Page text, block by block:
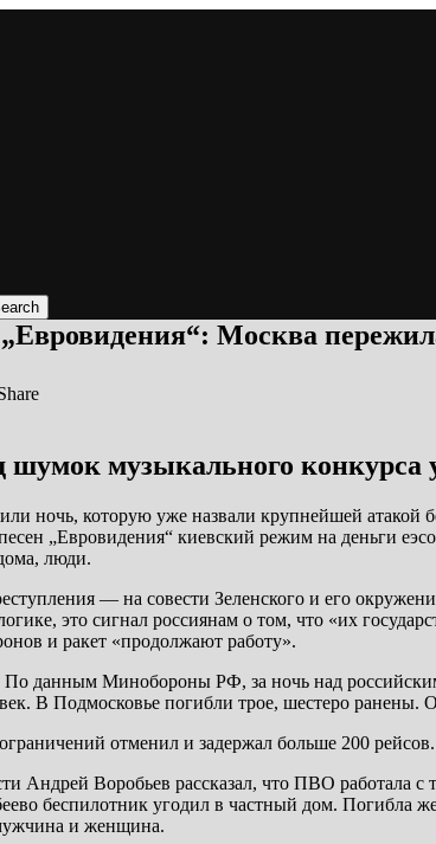
Москва
шумок музыкального
ночь, которую уже назвали крупнейшей
„Евровидения“ киевский режим на деньги
люди.
— на совести Зеленского и его
это сигнал россиянам о том, что «их
и ракет «продолжают работу».
По данным Минобороны РФ, за ночь над
В Подмосковье погибли трое, шестеро
отменил и задержал больше 200
Андрей Воробьев рассказал, что ПВО
беспилотник угодил в частный дом. Погибла
и женщина.